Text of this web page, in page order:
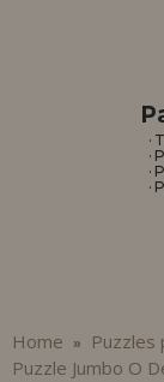
·
·
·
·
Home » Puzzles
Puzzle Jumbo O